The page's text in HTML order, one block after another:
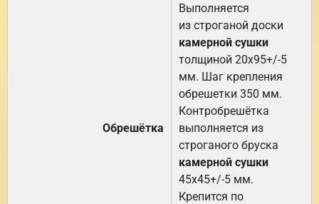
Обрешётка
Выполняется
из строганой доски
камерной сушки
толщиной 20х95+/-5
мм. Шаг крепления
обрешетки 350 мм.
Контробрешётка
выполняется из
строганого бруска
камерной сушки
45х45+/-5 мм.
Крепится по